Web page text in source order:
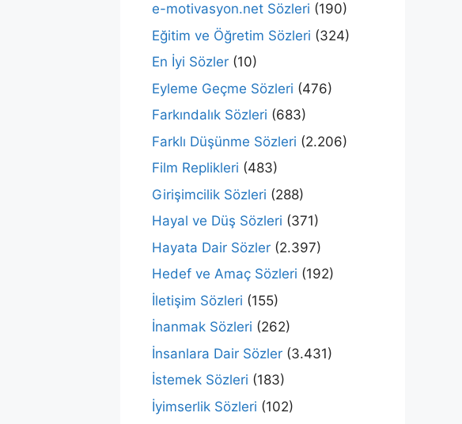
e-motivasyon.net Sözleri (190)
Eğitim ve Öğretim Sözleri (324)
En İyi Sözler (10)
Eyleme Geçme Sözleri (476)
Farkındalık Sözleri (683)
Farklı Düşünme Sözleri (2.206)
Film Replikleri (483)
Girişimcilik Sözleri (288)
Hayal ve Düş Sözleri (371)
Hayata Dair Sözler (2.397)
Hedef ve Amaç Sözleri (192)
İletişim Sözleri (155)
İnanmak Sözleri (262)
İnsanlara Dair Sözler (3.431)
İstemek Sözleri (183)
İyimserlik Sözleri (102)